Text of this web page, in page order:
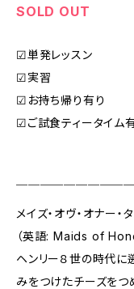
SOLD OUT
☑単発レッスン
☑実習
☑お持ち帰り有り
☑ご試食ティータイム
メイズ・オヴ・オナー・
（英語: Maids of
ヘンリー８世の時代に
みをつけたチーズをつ